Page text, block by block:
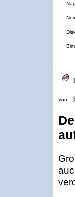
Von: